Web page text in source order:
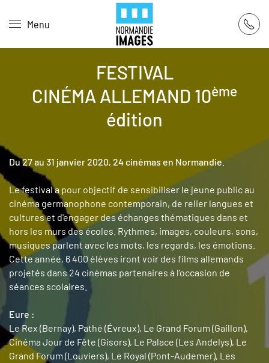
Skip to main content
Menu
FESTIVAL
CINÉMA ALLEMAND 10ème
édition
Du 27 au 31 janvier 2020, 24 cinémas en Normandie.
Le festival a pour objectif de sensibiliser le jeune public au
cinéma germanophone contemporain, de relier langues et
cultures et d'engager des échanges thématiques dans et
hors les murs des écoles. Rythmes, images, couleurs, sons,
musiques parlent avec les mots, les regards, les émotions.
Cette année, 6 400 élèves iront voir des films allemands
projetés dans 24 cinémas partenaires à l'occasion de
séances scolaires.
Eure :
Le Rex (Bernay), Pathé (Évreux), Le Grand Forum (Gaillon),
Cinéma Jour de Fête (Gisors), Le Palace (Les Andelys), Le
Grand Forum (Louviers), Le Royal (Pont-Audemer), Les
Panneau de gestion des cookies